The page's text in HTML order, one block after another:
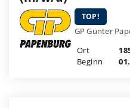
TOP!
GP Günter
Ort
Beginn